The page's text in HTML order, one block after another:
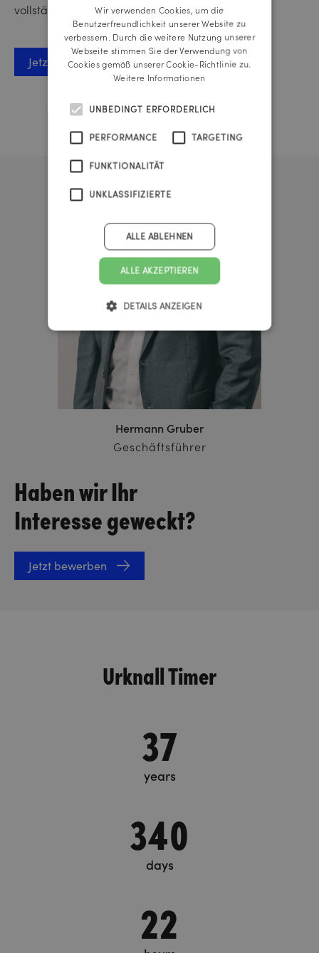
vollständigen Bewerbungsunterlagen mit Foto.
Jetzt bewerben
Haben wir Ihr
Interesse geweckt?
Jetzt bewerben
Hermann Gruber
Geschäftsführer
Urknall Timer
37
years
340
days
22
Wir verwenden Cookies, um die
Benutzerfreundlichkeit unserer Website zu
verbessern. Durch die weitere Nutzung unserer
Webseite stimmen Sie der Verwendung von
Cookies gemäß unserer Cookie-Richtlinie zu.
Weitere Informationen
UNBEDINGT ERFORDERLICH
PERFORMANCE TARGETING
FUNKTIONALITÄT
UNKLASSIFIZIERTE
ALLE AKZEPTIEREN
ALLE ABLEHNEN
DETAILS ANZEIGEN